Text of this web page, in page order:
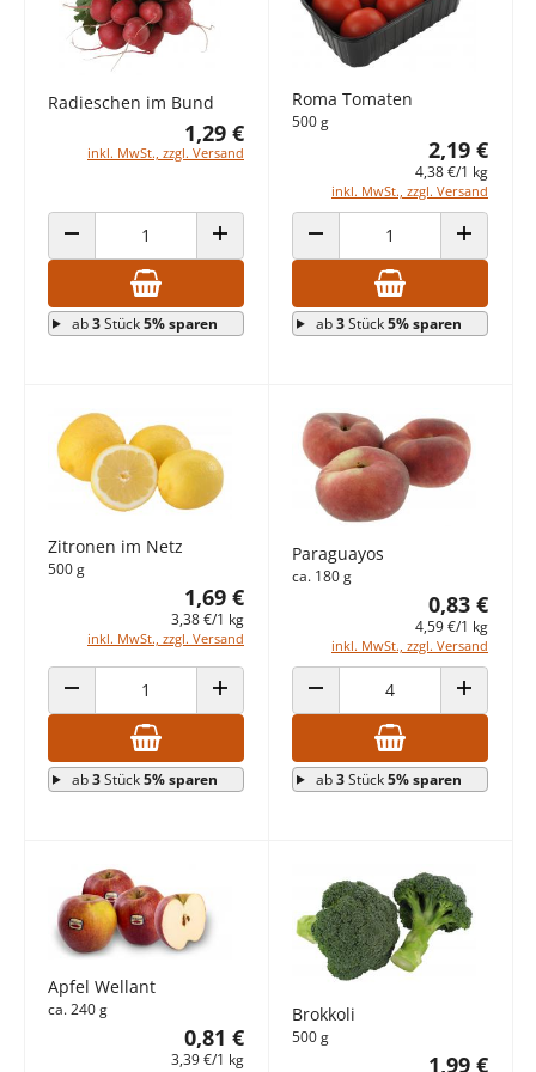
Radieschen im Bund
1,29 €
inkl. MwSt., zzgl. Versand
ANZAHL VERRINGERN ANZAHL ERHÖHEN
ab3Stück5% sparen
Roma Tomaten
500 g
2,19 €
4,38 €/1 kg
inkl. MwSt., zzgl. Versand
ANZAHL VERRINGERN ANZAHL
ab3Stück5% sparen
Zitronen im Netz
500 g
1,69 €
3,38 €/1 kg
inkl. MwSt., zzgl. Versand
ANZAHL VERRINGERN ANZAHL ERHÖHEN
ab3Stück5% sparen
Paraguayos
ca. 180 g
0,83 €
4,59 €/1 kg
inkl. MwSt., zzgl. Versand
ANZAHL VERRINGERN ANZAHL
ab3Stück5% sparen
Apfel Wellant
ca. 240 g
0,81 €
3,39 €/1 kg
Brokkoli
500 g
1,99 €